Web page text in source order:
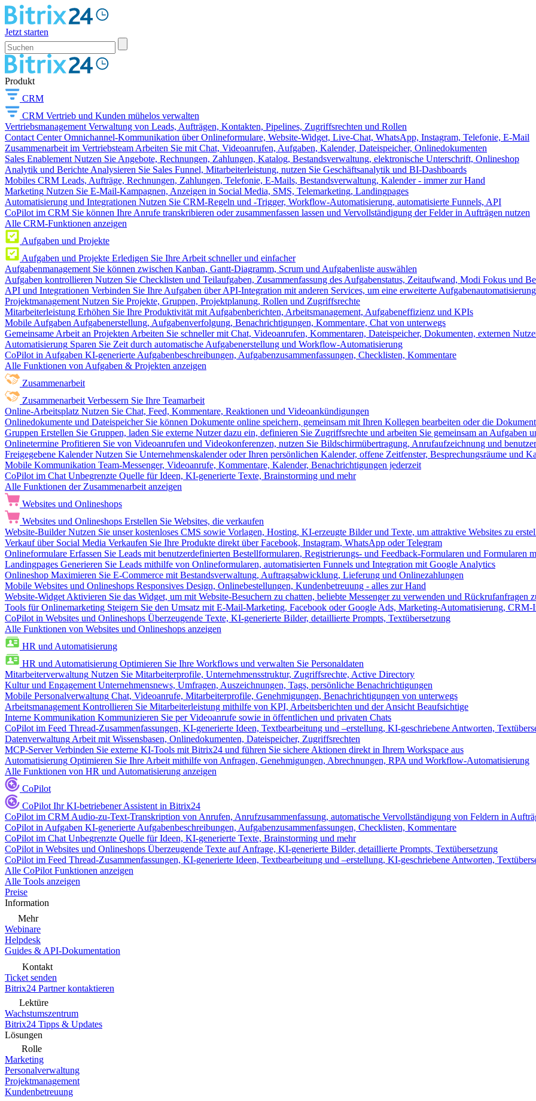
Jetzt starten
Produkt
CRM
CRM Vertrieb und Kunden mühelos verwalten
Vertriebsmanagement Verwaltung von Leads, Aufträgen, Kontakten, Pipelines, Zugriffsrechten und Rollen
Contact Center Omnichannel-Kommunikation über Onlineformulare, Website-Widget, Live-Chat, WhatsApp, Instagram, Telefonie, E-Mail
Zusammenarbeit im Vertriebsteam Arbeiten Sie mit Chat, Videoanrufen, Aufgaben, Kalender, Dateispeicher, Onlinedokumenten
Sales Enablement Nutzen Sie Angebote, Rechnungen, Zahlungen, Katalog, Bestandsverwaltung, elektronische Unterschrift, Onlineshop
Analytik und Berichte Analysieren Sie Sales Funnel, Mitarbeiterleistung, nutzen Sie Geschäftsanalytik und BI-Dashboards
Mobiles CRM Leads, Aufträge, Rechnungen, Zahlungen, Telefonie, E-Mails, Bestandsverwaltung, Kalender - immer zur Hand
Marketing Nutzen Sie E-Mail-Kampagnen, Anzeigen in Social Media, SMS, Telemarketing, Landingpages
Automatisierung und Integrationen Nutzen Sie CRM-Regeln und -Trigger, Workflow-Automatisierung, automatisierte Funnels, API
CoPilot im CRM Sie können Ihre Anrufe transkribieren oder zusammenfassen lassen und Vervollständigung der Felder in Aufträgen nutzen
Alle CRM-Funktionen anzeigen
Aufgaben und Projekte
Aufgaben und Projekte Erledigen Sie Ihre Arbeit schneller und einfacher
Aufgabenmanagement Sie können zwischen Kanban, Gantt-Diagramm, Scrum und Aufgabenliste auswählen
Aufgaben kontrollieren Nutzen Sie Checklisten und Teilaufgaben, Zusammenfassung des Aufgabenstatus, Zeitaufwand, Modi Fokus und
API und Integrationen Verbinden Sie Ihre Aufgaben über API-Integration mit anderen Services, um eine erweiterte
Projektmanagement Nutzen Sie Projekte, Gruppen, Projektplanung, Rollen und Zugriffsrechte
Mitarbeiterleistung Erhöhen Sie Ihre Produktivität mit Aufgabenberichten, Arbeitsmanagement, Aufgabeneffizienz und KPIs
Mobile Aufgaben Aufgabenerstellung, Aufgabenverfolgung, Benachrichtigungen, Kommentare, Chat von unterwegs
Gemeinsame Arbeit an Projekten Arbeiten Sie schneller mit Chat, Videoanrufen, Kommentaren, Dateispeicher, Dokumenten, externen
Automatisierung Sparen Sie Zeit durch automatische Aufgabenerstellung und Workflow-Automatisierung
CoPilot in Aufgaben KI-generierte Aufgabenbeschreibungen, Aufgabenzusammenfassungen, Checklisten, Kommentare
Alle Funktionen von Aufgaben & Projekten anzeigen
Zusammenarbeit
Zusammenarbeit Verbessern Sie Ihre Teamarbeit
Online-Arbeitsplatz Nutzen Sie Chat, Feed, Kommentare, Reaktionen und Videoankündigungen
Onlinedokumente und Dateispeicher Sie können Dokumente online speichern, gemeinsam mit Ihren Kollegen bearbeiten oder die
Gruppen Erstellen Sie Gruppen, laden Sie externe Nutzer dazu ein, definieren Sie Zugriffsrechte und arbeiten Sie gemeinsam an Aufgaben
Onlinetermine Profitieren Sie von Videoanrufen und Videokonferenzen, nutzen Sie Bildschirmübertragung, Anrufaufzeichnung und
Freigegebene Kalender Nutzen Sie Unternehmenskalender oder Ihren persönlichen Kalender, offene Zeitfenster, Besprechungsräume und
Mobile Kommunikation Team-Messenger, Videoanrufe, Kommentare, Kalender, Benachrichtigungen jederzeit
CoPilot im Chat Unbegrenzte Quelle für Ideen, KI-generierte Texte, Brainstorming und mehr
Alle Funktionen der Zusammenarbeit anzeigen
Websites und Onlineshops
Websites und Onlineshops Erstellen Sie Websites, die verkaufen
Website-Builder Nutzen Sie unser kostenloses CMS sowie Vorlagen, Hosting, KI-erzeugte Bilder und Texte, um attraktive Websites zu
Verkauf über Social Media Verkaufen Sie Ihre Produkte direkt über Facebook, Instagram, WhatsApp oder Telegram
Onlineformulare Erfassen Sie Leads mit benutzerdefinierten Bestellformularen, Registrierungs- und Feedback-Formularen und Formularen
Landingpages Generieren Sie Leads mithilfe von Onlineformularen, automatisierten Funnels und Integration mit Google Analytics
Onlineshop Maximieren Sie E-Commerce mit Bestandsverwaltung, Auftragsabwicklung, Lieferung und Onlinezahlungen
Mobile Websites und Onlineshops Responsives Design, Onlinebestellungen, Kundenbetreuung - alles zur Hand
Website-Widget Aktivieren Sie das Widget, um mit Website-Besuchern zu chatten, beliebte Messenger zu verwenden und Rückrufanfragen
Tools für Onlinemarketing Steigern Sie den Umsatz mit E-Mail-Marketing, Facebook oder Google Ads, Marketing-Automatisierung, CRM-
CoPilot in Websites und Onlineshops Überzeugende Texte, KI-generierte Bilder, detaillierte Prompts, Textübersetzung
Alle Funktionen von Websites und Onlineshops anzeigen
HR und Automatisierung
HR und Automatisierung Optimieren Sie Ihre Workflows und verwalten Sie Personaldaten
Mitarbeiterverwaltung Nutzen Sie Mitarbeiterprofile, Unternehmensstruktur, Zugriffsrechte, Active Directory
Kultur und Engagement Unternehmensnews, Umfragen, Auszeichnungen, Tags, persönliche Benachrichtigungen
Mobile Personalverwaltung Chat, Videoanrufe, Mitarbeiterprofile, Genehmigungen, Benachrichtigungen von unterwegs
Arbeitsmanagement Kontrollieren Sie Mitarbeiterleistung mithilfe von KPI, Arbeitsberichten und der Ansicht Beaufsichtige
Interne Kommunikation Kommunizieren Sie per Videoanrufe sowie in öffentlichen und privaten Chats
CoPilot im Feed Thread-Zusammenfassungen, KI-generierte Ideen, Textbearbeitung und –erstellung, KI-geschriebene Antworten,
Datenverwaltung Arbeit mit Wissensbasen, Onlinedokumenten, Dateispeicher, Zugriffsrechten
MCP-Server Verbinden Sie externe KI-Tools mit Bitrix24 und führen Sie sichere Aktionen direkt in Ihrem Workspace aus
Automatisierung Optimieren Sie Ihre Arbeit mithilfe von Anfragen, Genehmigungen, Abrechnungen, RPA und Workflow-Automatisierung
Alle Funktionen von HR und Automatisierung anzeigen
CoPilot
CoPilot Ihr KI-betriebener Assistent in Bitrix24
CoPilot im CRM Audio-zu-Text-Transkription von Anrufen, Anrufzusammenfassung, automatische Vervollständigung von Feldern in
CoPilot in Aufgaben KI-generierte Aufgabenbeschreibungen, Aufgabenzusammenfassungen, Checklisten, Kommentare
CoPilot im Chat Unbegrenzte Quelle für Ideen, KI-generierte Texte, Brainstorming und mehr
CoPilot in Websites und Onlineshops Überzeugende Texte auf Anfrage, KI-generierte Bilder, detaillierte Prompts, Textübersetzung
CoPilot im Feed Thread-Zusammenfassungen, KI-generierte Ideen, Textbearbeitung und –erstellung, KI-geschriebene Antworten,
Alle CoPilot Funktionen anzeigen
Alle Tools anzeigen
Preise
Information
Mehr
Webinare
Helpdesk
Guides & API-Dokumentation
Kontakt
Ticket senden
Bitrix24 Partner kontaktieren
Lektüre
Wachstumszentrum
Bitrix24 Tipps & Updates
Lösungen
Rolle
Marketing
Personalverwaltung
Projektmanagement
Kundenbetreuung